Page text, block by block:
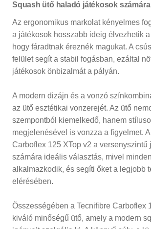
Squash ütő haladó játékosok számára
Az ergonomikus markolat kényelmes
a játékosok hosszabb ideig élvezhetik
hogy fáradtnak éreznék magukat. A
felület segít a stabil fogásban, ezáltal
játékosok önbizalmát a pályán.
A modern dizájn és a vonzó
az ütő esztétikai vonzerejét. Az ütő
szempontból kiemelkedő, hanem
megjelenésével is vonzza a figyelmet.
Carboflex 125 XTop v2 a versenyszintű
számára ideális választás, mivel
alkalmazkodik, és segíti őket a legjobb
elérésében.
Összességében a Tecnifibre Carboflex
kiváló minőségű ütő, amely a modern